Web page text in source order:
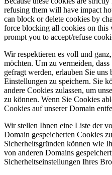
refusing them will have impact
can block or delete cookies by
force blocking all cookies on
prompt you to accept/refuse
Wir respektieren es voll und
möchten. Um zu vermeiden,
gefragt werden, erlauben Sie
Einstellungen zu speichern. Sie
andere Cookies zulassen, um
zu können. Wenn Sie Cookies
Cookies auf unserer Domain
Wir stellen Ihnen eine Liste der
Domain gespeicherten Cookies
Sicherheitsgründen können wie
von anderen Domains
Sicherheitseinstellungen Ihres